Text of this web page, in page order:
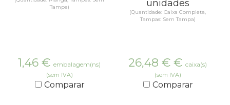
Tampa)
1,46 € embalagem(ns)
(sem IVA)
Comparar
unidades
(Quantidade: Caixa Completa,
Tampas: Sem Tampa)
26,48 € € caixa(s)
(sem IVA)
Comparar